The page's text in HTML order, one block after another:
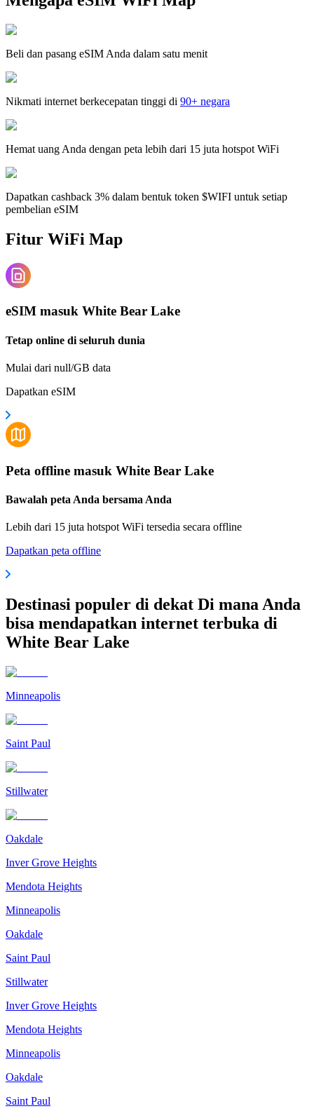
Beli dan pasang eSIM Anda dalam satu menit
Nikmati internet berkecepatan tinggi di 90+ negara
Hemat uang Anda dengan peta lebih dari 15 juta hotspot WiFi
Dapatkan cashback 3% dalam bentuk token $WIFI untuk setiap
pembelian eSIM
Fitur WiFi Map
eSIM masuk White Bear Lake
Tetap online di seluruh dunia
Mulai dari null/GB data
Dapatkan eSIM
Peta offline masuk White Bear Lake
Bawalah peta Anda bersama Anda
Lebih dari 15 juta hotspot WiFi tersedia secara offline
Dapatkan peta offline
Destinasi populer di dekat Di mana Anda
bisa mendapatkan internet terbuka di
White Bear Lake
Minneapolis
Saint Paul
Stillwater
Oakdale
Inver Grove Heights
Mendota Heights
Minneapolis
Oakdale
Saint Paul
Stillwater
Inver Grove Heights
Mendota Heights
Minneapolis
Oakdale
Saint Paul